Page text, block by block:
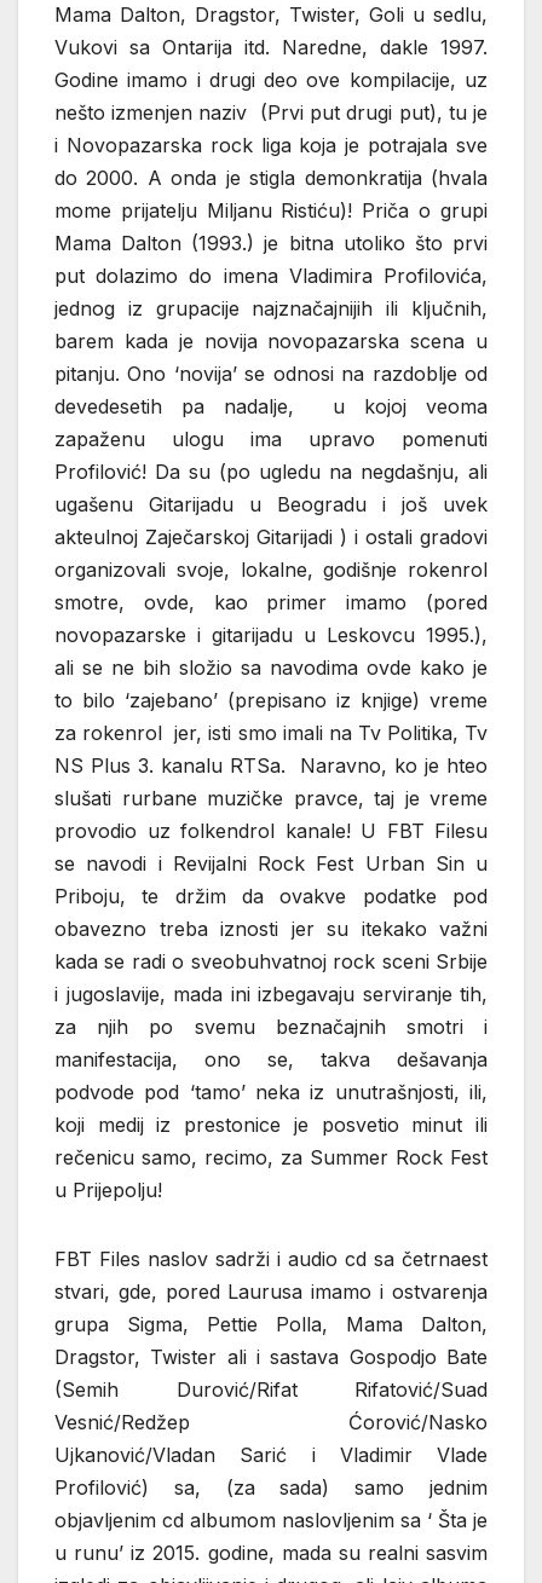
Mama Dalton, Dragstor, Twister, Goli u sedlu,
Vukovi sa Ontarija itd. Naredne, dakle 1997.
Godine imamo i drugi deo ove kompilacije, uz
nešto izmenjen naziv (Prvi put drugi put), tu je
i Novopazarska rock liga koja je potrajala sve
do 2000. A onda je stigla demonkratija (hvala
mome prijatelju Miljanu Ristiću)! Priča o grupi
Mama Dalton (1993.) je bitna utoliko što prvi
put dolazimo do imena Vladimira Profilovića,
jednog iz grupacije najznačajnijih ili ključnih,
barem kada je novija novopazarska scena u
pitanju. Ono ‘novija’ se odnosi na razdoblje od
devedesetih pa nadalje, u kojoj veoma
zapaženu ulogu ima upravo pomenuti
Profilović! Da su (po ugledu na negdašnju, ali
ugašenu Gitarijadu u Beogradu i još uvek
akteulnoj Zaječarskoj Gitarijadi ) i ostali gradovi
organizovali svoje, lokalne, godišnje rokenrol
smotre, ovde, kao primer imamo (pored
novopazarske i gitarijadu u Leskovcu 1995.),
ali se ne bih složio sa navodima ovde kako je
to bilo ‘zajebano’ (prepisano iz knjige) vreme
za rokenrol jer, isti smo imali na Tv Politika, Tv
NS Plus 3. kanalu RTSa. Naravno, ko je hteo
slušati rurbane muzičke pravce, taj je vreme
provodio uz folkendrol kanale! U FBT Filesu
se navodi i Revijalni Rock Fest Urban Sin u
Priboju, te držim da ovakve podatke pod
obavezno treba iznosti jer su itekako važni
kada se radi o sveobuhvatnoj rock sceni Srbije
i jugoslavije, mada ini izbegavaju serviranje tih,
za njih po svemu beznačajnih smotri i
manifestacija, ono se, takva dešavanja
podvode pod ‘tamo’ neka iz unutrašnjosti, ili,
koji medij iz prestonice je posvetio minut ili
rečenicu samo, recimo, za Summer Rock Fest
u Prijepolju!
FBT Files naslov sadrži i audio cd sa četrnaest
stvari, gde, pored Laurusa imamo i ostvarenja
grupa Sigma, Pettie Polla, Mama Dalton,
Dragstor, Twister ali i sastava Gospodjo Bate
(Semih Durović/Rifat Rifatović/Suad
Vesnić/Redžep Ćorović/Nasko
Ujkanović/Vladan Sarić i Vladimir Vlade
Profilović) sa, (za sada) samo jednim
objavljenim cd albumom naslovljenim sa ‘ Šta je
u runu’ iz 2015. godine, mada su realni sasvim